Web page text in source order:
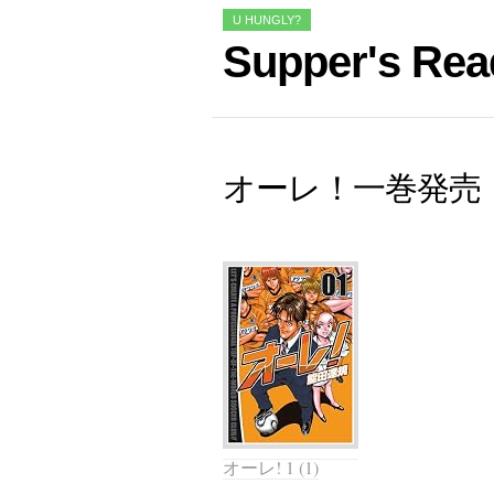
U HUNGLY?
Supper's
オーレ！一巻発売
オーレ! 1 (1)